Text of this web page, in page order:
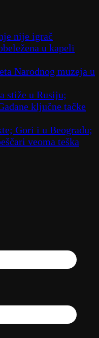
nije igrač
u kapeli
Narodnog muzeja u
stiže u Rusiju;
ključne tačke
Gori i u Beogradu;
veoma teška